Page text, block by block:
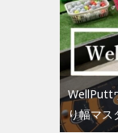
WellPutt
り幅マス